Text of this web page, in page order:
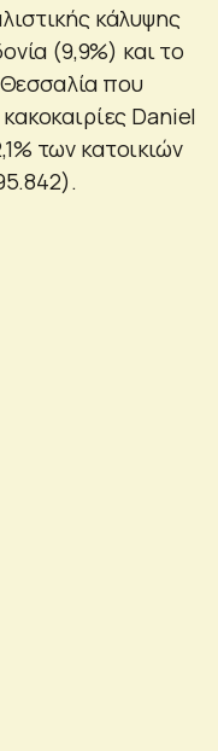
κάλυψης
(9,9%) και το
που
Daniel
των κατοικιών